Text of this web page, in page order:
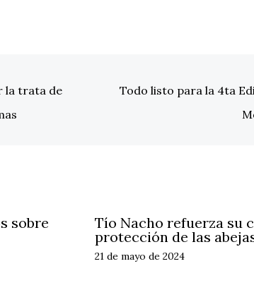
la trata de
Todo listo para la 4ta
sobre
Tío Nacho refuerza su
protección de las
21 de mayo de 2024